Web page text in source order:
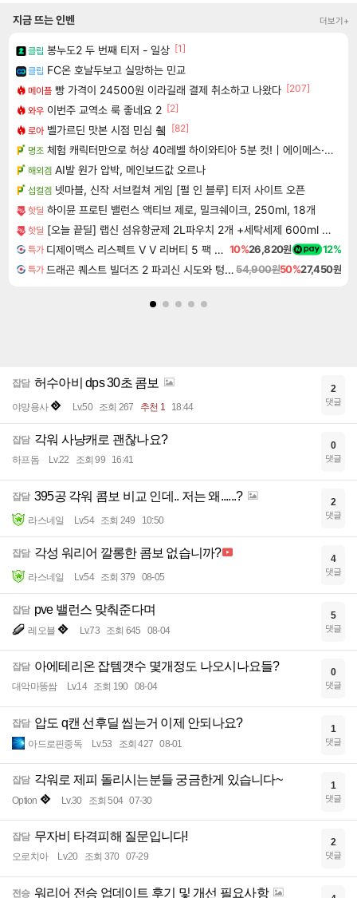
지금 뜨는 인벤 더보기+
클립 봉누도2 두 번째 티저 - 일상 [1]
클립 FC온 호날두보고 실망하는 민교
메이플 빵 가격이 24500원 이라길래 결제 취소하고 나왔다 [207]
와우 이번주 교역소 룩 좋네요 2 [2]
로아 벨가르딘 맛본 시점 민심 췤
[82]
명조 체험 캐릭터만으로 허상 40레벨 하이와티아 5분 컷!｜에이메스·린네·모니에 명함
해외겜 AI발 원가 압박, 메인보드값 오르나
섭컬겜 넷마블, 신작 서브컬쳐 게임 [펄 인 블루] 티저 사이트 오픈
핫딜 하이뮨 프로틴 밸런스 액티브 제로, 밀크쉐이크, 250ml, 18개
핫딜 [오늘 끝딜] 랩신 섬유항균제 2L파우치 2개 +세탁세제 600ml 빨래 쉰내 땀냄새 탈취 실내건조 항균 살균
특가 디제이맥스 리스펙트 V V 리버티 5 팩 DJMAX RESPECT V V Liberty 5 Pack DLC 10%26,820원 12%
특가 드래곤 퀘스트 빌더즈 2 파괴신 시도와 텅 빈 섬 Dragon Quest Builders 254,900원50%27,450원
잡담 허수아비 dps 30초 콤보
야먕용사 Lv.50 조회 267 추천 1 18:44
2
댓글
잡담 각워 사냥캐로 괜찮나요?
하프돔 Lv.22 조회 99 16:41
0
댓글
잡담 395공 각워 콤보 비교 인데.. 저는 왜......?
라스네일 Lv.54 조회 249 10:50
2
댓글
잡담 각성 워리어 깔롱한 콤보 없습니까?
라스네일 Lv.54 조회 379 08-05
4
댓글
잡담 pve 밸런스 맞춰준다며
레오블 Lv.73 조회 645 08-04
5
댓글
잡담 아에테리온 잡템갯수 몇개정도 나오시나요들?
대악마똥쌈 Lv.14 조회 190 08-04
0
댓글
잡담 압도 q캔 선후딜 씹는거 이제 안되나요?
아드로핀중독 Lv.53 조회 427 08-01
1
댓글
잡담 각워로 제피 돌리시는분들 궁금한게 있습니다~
Option Lv.30 조회 504 07-30
1
댓글
잡담 무자비 타격피해 질문입니다!
오로치아 Lv.20 조회 370 07-29
2
댓글
전승 워리어 전승 업데이트 후기 및 개선 필요사항